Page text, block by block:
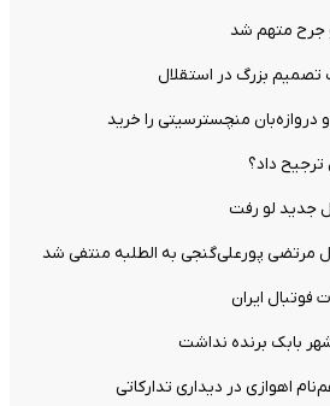
جرح متهم شد
بزرگ در استقلال
منچسترسیتی را خرید
ترجیح داد؟
جدید لو رفت
مرتضی پورعلی‌گنجی به الطلبه منتفی شد
فوتبال ایران
بابک برنده نداشت
اهوازی در دیداری تدارکاتی